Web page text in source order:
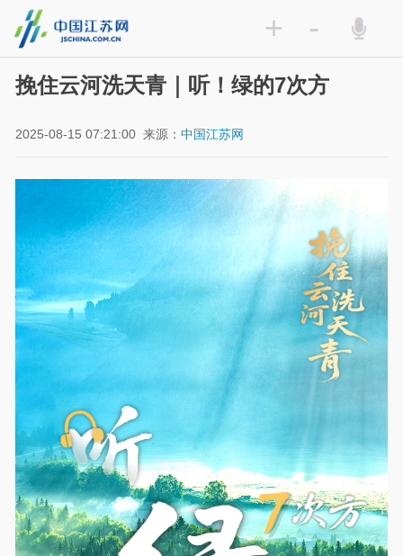
+ -
挽住云河洗天青｜听！绿的7次方
2025-08-15 07:21:00 来源：中国江苏网